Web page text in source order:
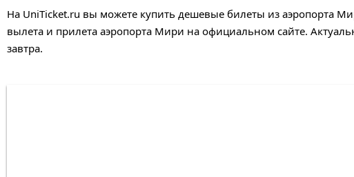
На UniTicket.ru вы можете купить дешевые билеты из аэропорта
вылета и прилета аэропорта Мири на официальном сайте.
завтра.